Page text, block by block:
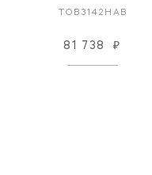
TOB3142HAB
81 738 ₽